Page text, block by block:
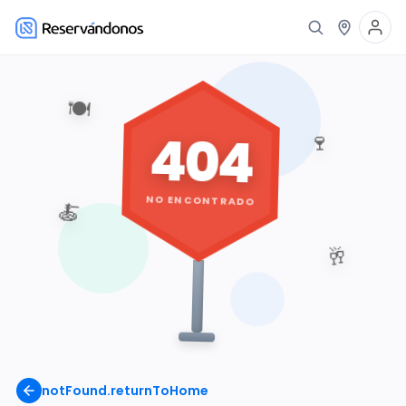
notFound.returnToHome
🍽️
🍷
🥂
🍝
404
NO ENCONTRADO